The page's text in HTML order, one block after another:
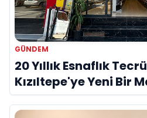
GÜNDEM
20 Yıllık Esnaflık
Kızıltepe'ye Yeni Bir